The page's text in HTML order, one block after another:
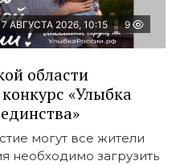
7 АВГУСТА 2026, 10:15 9
области
«Улыбка
могут все жители
необходимо загрузить